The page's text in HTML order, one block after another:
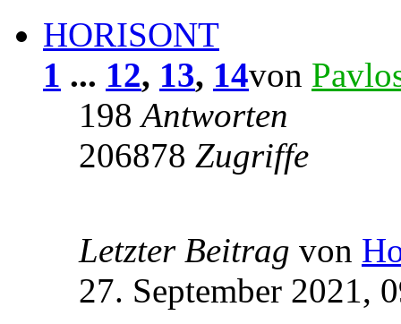
HORISONT
1 ... 12, 13, 14von
198Antworten
206878 Zugriffe
Letzter Beitrag von
27. September 2021,